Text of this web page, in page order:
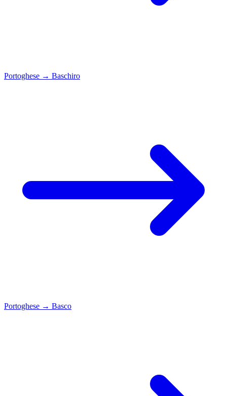
Portoghese → Baschiro
Portoghese → Basco